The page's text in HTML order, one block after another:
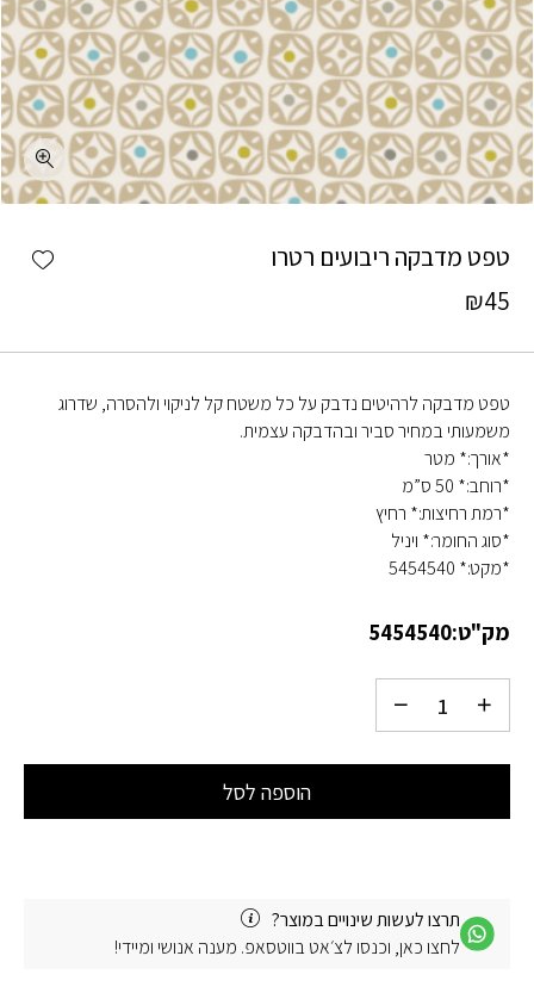
טפט מדבקה ריבועים רטרו
₪45
טפט מדבקה לרהיטים נדבק על כל משטח קל לניקוי ולהסרה, שדרוג
משמעותי במחיר סביר ובהדבקה עצמית.
*אורך:* מטר
*רוחב:* 50 ס”מ
*רמת רחיצות:* רחיץ
*סוג החומר:* ויניל
*מקט:* 5454540
מק"ט:5454540
הוספה לסל
תרצו לעשות שינויים במוצר?
לחצו כאן, וכנסו לצ׳אט בווטסאפ. מענה אנושי ומיידי!